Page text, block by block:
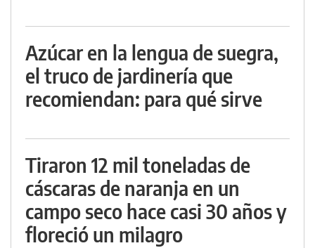
Azúcar en la lengua de suegra,
el truco de jardinería que
recomiendan: para qué sirve
Tiraron 12 mil toneladas de
cáscaras de naranja en un
campo seco hace casi 30 años y
floreció un milagro